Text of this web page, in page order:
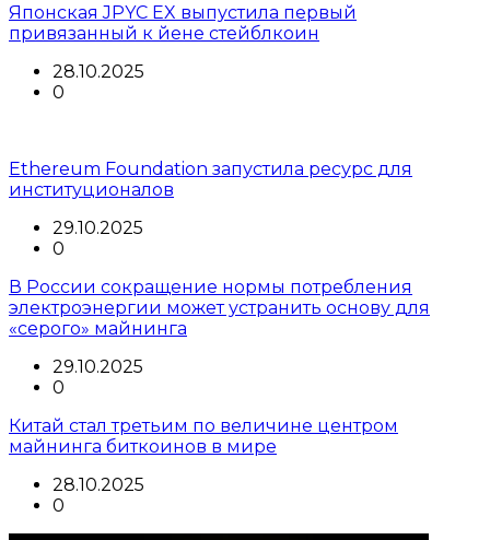
Японская JPYC EX выпустила первый
привязанный к йене стейблкоин
28.10.2025
0
Ethereum Foundation запустила ресурс для
институционалов
29.10.2025
0
В России сокращение нормы потребления
электроэнергии может устранить основу для
«серого» майнинга
29.10.2025
0
Китай стал третьим по величине центром
майнинга биткоинов в мире
28.10.2025
0